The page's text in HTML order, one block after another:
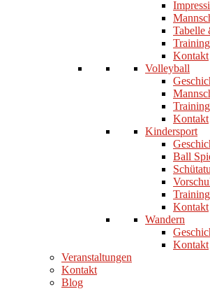
Tabelle
Kontakt
Volleyball
Kontakt
Kindersport
Ball
Schütatu
Kontakt
Wandern
Kontakt
Veranstaltungen
Kontakt
Blog